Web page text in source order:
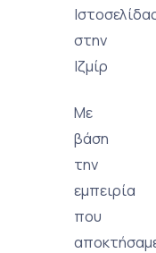
στην
Ιζμίρ
Με
βάση
την
εμπειρία
που